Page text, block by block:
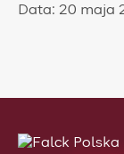
Data: 20 maja